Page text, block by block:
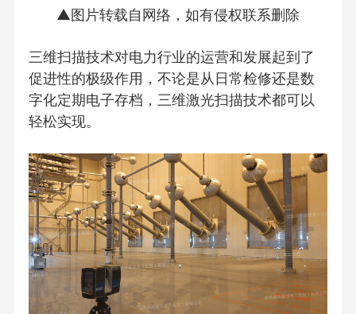
▲图片转载自网络，如有侵权联系删除
三维扫描技术对电力行业的运营和发展起到了
促进性的极级作用，不论是从日常检修还是数
字化定期电子存档，三维激光扫描技术都可以
轻松实现。